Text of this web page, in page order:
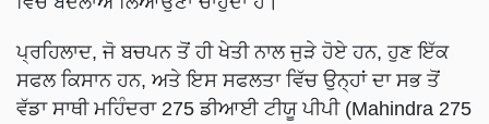
ਪ੍ਰਹਿਲਾਦ, ਜੋ ਬਚਪਨ ਤੋਂ ਹੀ ਖੇਤੀ ਨਾਲ ਜੁੜੇ ਹੋਏ ਹਨ, ਹੁਣ ਇੱਕ
ਸਫਲ ਕਿਸਾਨ ਹਨ, ਅਤੇ ਇਸ ਸਫਲਤਾ ਵਿੱਚ ਉਨ੍ਹਾਂ ਦਾ ਸਭ ਤੋਂ
ਵੱਡਾ ਸਾਥੀ ਮਹਿੰਦਰਾ 275 ਡੀਆਈ ਟੀਯੂ ਪੀਪੀ (Mahindra 275